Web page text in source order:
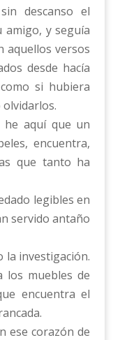
descanso el
y seguía
aquellos versos
desde hacía
si hubiera
he aquí que un
encuentra,
que tanto ha
legibles en
servido antaño
la investigación.
los muebles de
encuentra el
ese corazón de